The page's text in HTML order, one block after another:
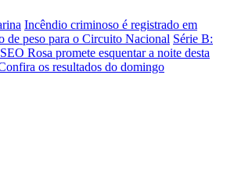
Incêndio criminoso é registrado em
de peso para o Circuito Nacional Série B:
Rosa promete esquentar a noite desta
os resultados do domingo